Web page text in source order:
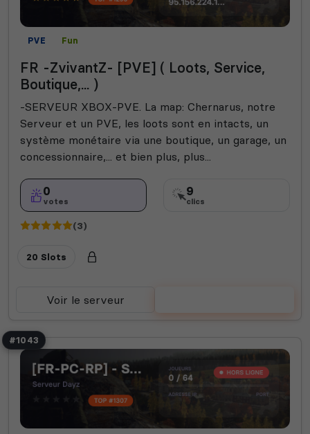
PVE Fun
FR -ZvivantZ- [PVE] ( Loots, Service,
Boutique,... )
-SERVEUR XBOX-PVE. La map: Chernarus, notre
Serveur et un PVE, les loots sont en intacts, un
système monétaire via une boutique, un garage, un
concessionnaire,... et bien plus, plus...
0
votes
9
clics
(3)
20 Slots
Voir le serveur
#1043